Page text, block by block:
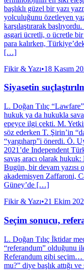
başlıklı güzel bir yazı
yolculuğunu özetleyen
karşılaştırarak
asgari ücretli, o ücretle bir
para kalırken,
[…]
Fikir & Yazı•18 Kasım
Siyasetin
L. Doğan Tılıç
hukuk ya da hukukla
epeyce ilgi çekti. M.
söz ederken T. Şirin’in
“yargıharp”i önerdi. Ö.
2021’de Independent
savaş aracı olarak hukuk:
Bugün, bir devam
akademisyen Zaffaroni,
Güney’de […]
Fikir & Yazı•21 Ekim
Seçim sonucu,
L. Doğan Tılıç İktidar
“referandum” olduğunu
Referandum gibi seçim…
mu?” diye başlık attığı